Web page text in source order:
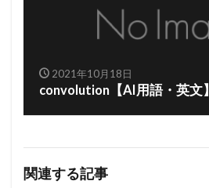
2021年10月18日
convolution【AI用語・英文】
関連する記事